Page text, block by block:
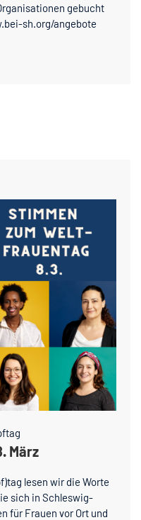
gebucht
sh.org/angebote
März
lesen wir die Worte
sich in Schleswig-
für Frauen vor Ort und